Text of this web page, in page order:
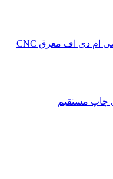
تایل سی ان سی ام دی اف معرق CNC
مستقیم